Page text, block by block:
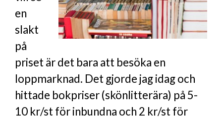
en
slakt
på
priset är det bara att besöka en
loppmarknad. Det gjorde jag idag och
hittade bokpriser (skönlitterära) på 5-
10 kr/st för inbundna och 2 kr/st för